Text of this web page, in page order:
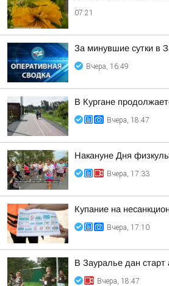
07:21
За минувшие сутки в
Вчера, 16:49
В Кургане
Вчера, 18:47
Накануне Дня
Вчера, 17:33
Купание на
Вчера, 17:10
В Зауралье дан старт
Вчера, 18:47